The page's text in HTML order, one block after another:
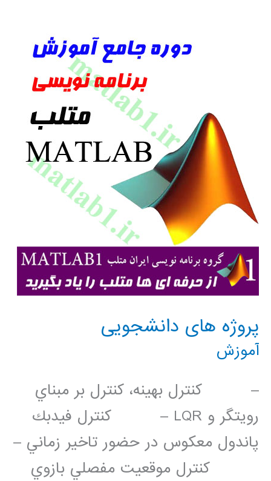
پروژه های دانشجويی
آموزش
– كنترل بهينه، كنترل بر مبناي
رويتگر و LQR – كنترل فيدبك
پاندول معكوس در حضور تاخير زماني –
كنترل موقعيت مفصلي بازوي